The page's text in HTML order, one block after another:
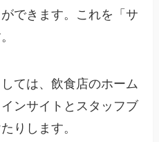
できます。これを「サ
ては、飲食店のホーム
ンサイトとスタッフブ
りします。